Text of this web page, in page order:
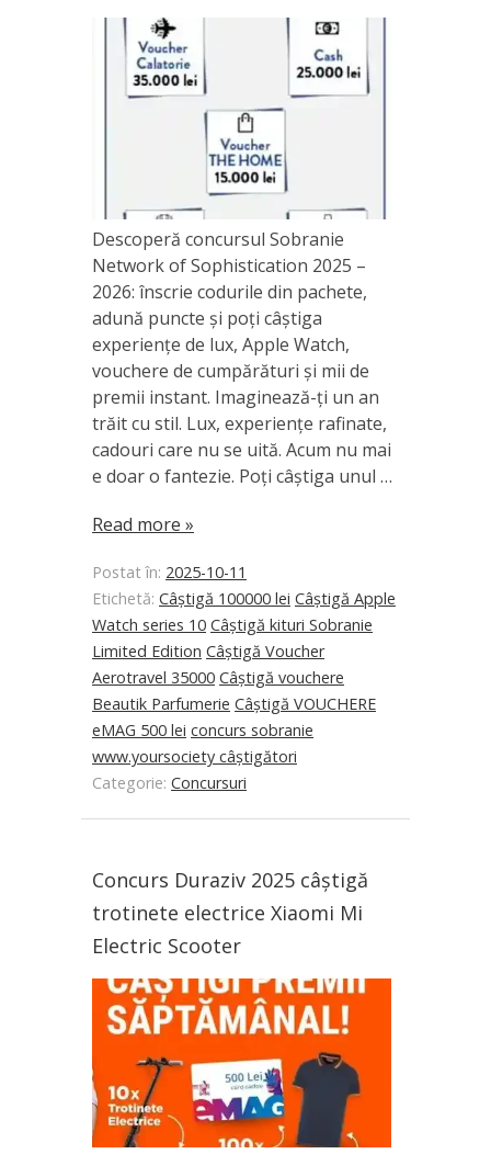
Descoperă concursul Sobranie
Network of Sophistication 2025 –
2026: înscrie codurile din pachete,
adună puncte și poți câștiga
experiențe de lux, Apple Watch,
vouchere de cumpărături și mii de
premii instant. Imaginează-ți un an
trăit cu stil. Lux, experiențe rafinate,
cadouri care nu se uită. Acum nu mai
e doar o fantezie. Poți câștiga unul …
Read more »
Postat în: 2025-10-11
Etichetă: Câștigă 100000 lei Câștigă Apple
Watch series 10 Câștigă kituri Sobranie
Limited Edition Câștigă Voucher
Aerotravel 35000 Câștigă vouchere
Beautik Parfumerie Câștigă VOUCHERE
eMAG 500 lei concurs sobranie
www.yoursociety câștigători
Categorie: Concursuri
Concurs Duraziv 2025 câștigă
trotinete electrice Xiaomi Mi
Electric Scooter